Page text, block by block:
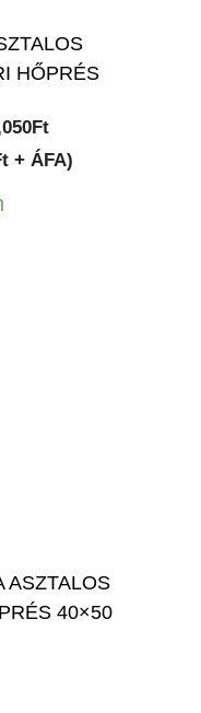
HŐPRÉS
FtÁrtartomány:
484,886Ft
+ ÁFA)
ASZTALOS
40×50